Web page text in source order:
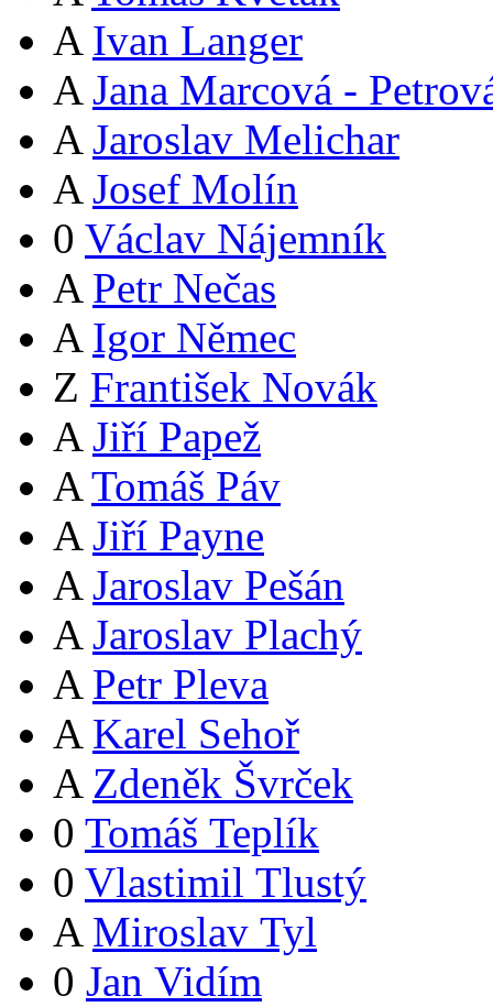
A Ivan Langer
A Jana Marcová -
A Jaroslav Melichar
A Josef Molín
0 Václav Nájemník
A Petr Nečas
A Igor Němec
Z František Novák
A Jiří Papež
A Tomáš Páv
A Jiří Payne
A Jaroslav Pešán
A Jaroslav Plachý
A Petr Pleva
A Karel Sehoř
A Zdeněk Švrček
0 Tomáš Teplík
0 Vlastimil Tlustý
A Miroslav Tyl
0 Jan Vidím